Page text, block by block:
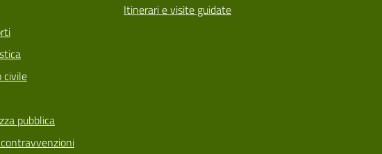
civile
pubblica
Itinerari e visite guidate